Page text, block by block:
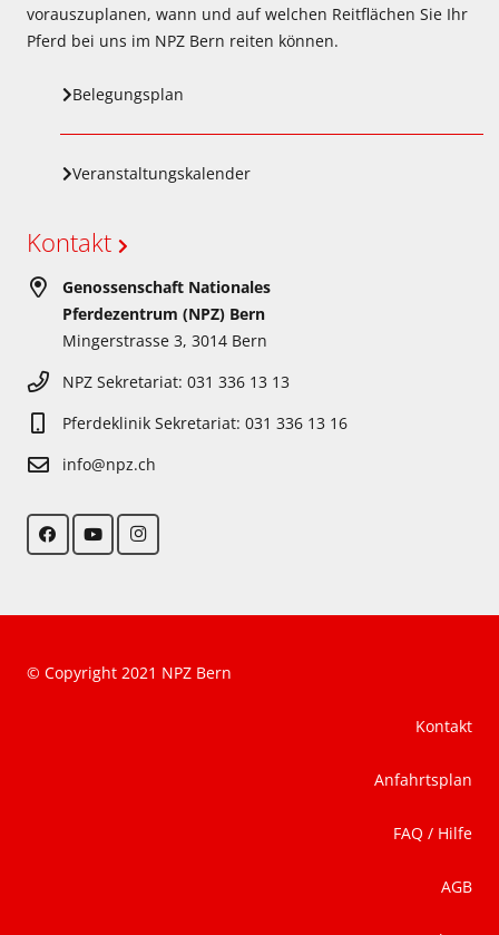
vorauszuplanen, wann und auf welchen Reitflächen Sie Ihr
Pferd bei uns im NPZ Bern reiten können.
Belegungsplan
Veranstaltungskalender
Kontakt
Genossenschaft Nationales
Pferdezentrum (NPZ) Bern
Mingerstrasse 3, 3014 Bern
NPZ Sekretariat: 031 336 13 13
Pferdeklinik Sekretariat: 031 336 13 16
info@npz.ch
© Copyright 2021 NPZ Bern
Kontakt
Anfahrtsplan
FAQ / Hilfe
AGB